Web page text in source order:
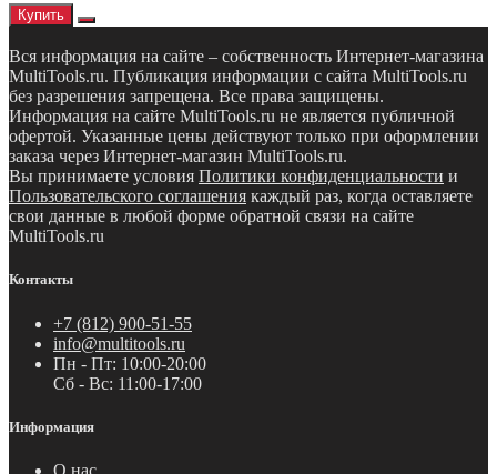
Купить
Вся информация на сайте – собственность Интернет-магазина
MultiTools.ru. Публикация информации с сайта MultiTools.ru
без разрешения запрещена. Все права защищены.
Информация на сайте MultiTools.ru не является публичной
офертой. Указанные цены действуют только при оформлении
заказа через Интернет-магазин MultiTools.ru.
Вы принимаете условия Политики конфиденциальности и
Пользовательского соглашения каждый раз, когда оставляете
свои данные в любой форме обратной связи на сайте
MultiTools.ru
Контакты
+7 (812) 900-51-55
info@multitools.ru
Пн - Пт: 10:00-20:00
Сб - Вс: 11:00-17:00
Информация
О нас